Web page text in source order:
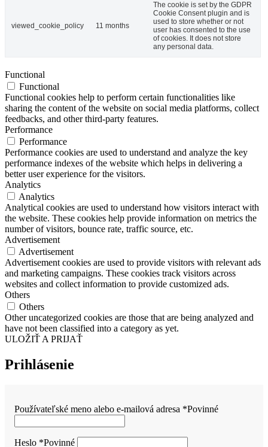
viewed_cookie_policy 11 months
The cookie is set by the GDPR
Cookie Consent plugin and is
used to store whether or not
user has consented to the use
of cookies. It does not store
any personal data.
Functional
Functional
Functional cookies help to perform certain functionalities like
sharing the content of the website on social media platforms, collect
feedbacks, and other third-party features.
Performance
Performance
Performance cookies are used to understand and analyze the key
performance indexes of the website which helps in delivering a
better user experience for the visitors.
Analytics
Analytics
Analytical cookies are used to understand how visitors interact with
the website. These cookies help provide information on metrics the
number of visitors, bounce rate, traffic source, etc.
Advertisement
Advertisement
Advertisement cookies are used to provide visitors with relevant ads
and marketing campaigns. These cookies track visitors across
websites and collect information to provide customized ads.
Others
Others
Other uncategorized cookies are those that are being analyzed and
have not been classified into a category as yet.
ULOŽIŤ A PRIJAŤ
Prihlásenie
Používateľské meno alebo e-mailová adresa *Povinné
Heslo *Povinné